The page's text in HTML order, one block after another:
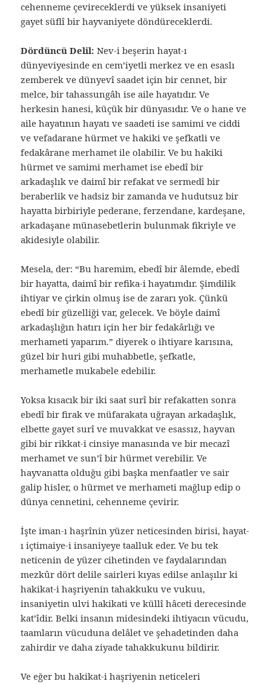
cehenneme çevireceklerdi ve yüksek insaniyeti
gayet süflî bir hayvaniyete döndüreceklerdi.
Dördüncü Delil: Nev-i beşerin hayat-ı
dünyeviyesinde en cem’iyetli merkez ve en esaslı
zemberek ve dünyevî saadet için bir cennet, bir
melce, bir tahassungâh ise aile hayatıdır. Ve
herkesin hanesi, küçük bir dünyasıdır. Ve o hane ve
aile hayatının hayatı ve saadeti ise samimi ve ciddi
ve vefadarane hürmet ve hakiki ve şefkatli ve
fedakârane merhamet ile olabilir. Ve bu hakiki
hürmet ve samimi merhamet ise ebedî bir
arkadaşlık ve daimî bir refakat ve sermedî bir
beraberlik ve hadsiz bir zamanda ve hudutsuz bir
hayatta birbiriyle pederane, ferzendane, kardeşane,
arkadaşane münasebetlerin bulunmak fikriyle ve
akidesiyle olabilir.
Mesela, der: “Bu haremim, ebedî bir âlemde, ebedî
bir hayatta, daimî bir refika-i hayatımdır. Şimdilik
ihtiyar ve çirkin olmuş ise de zararı yok. Çünkü
ebedî bir güzelliği var, gelecek. Ve böyle daimî
arkadaşlığın hatırı için her bir fedakârlığı ve
merhameti yaparım.” diyerek o ihtiyare karısına,
güzel bir huri gibi muhabbetle, şefkatle,
merhametle mukabele edebilir.
Yoksa kısacık bir iki saat surî bir refakatten sonra
ebedî bir firak ve müfarakata uğrayan arkadaşlık,
elbette gayet surî ve muvakkat ve esassız, hayvan
gibi bir rikkat-i cinsiye manasında ve bir mecazî
merhamet ve sun’î bir hürmet verebilir. Ve
hayvanatta olduğu gibi başka menfaatler ve sair
galip hisler, o hürmet ve merhameti mağlup edip o
dünya cennetini, cehenneme çevirir.
İşte iman-ı haşrînin yüzer neticesinden birisi, hayat-
ı içtimaiye-i insaniyeye taalluk eder. Ve bu tek
neticenin de yüzer cihetinden ve faydalarından
mezkûr dört delile sairleri kıyas edilse anlaşılır ki
hakikat-i haşriyenin tahakkuku ve vukuu,
insaniyetin ulvi hakikati ve küllî hâceti derecesinde
kat’îdir. Belki insanın midesindeki ihtiyacın vücudu,
taamların vücuduna delâlet ve şehadetinden daha
zahirdir ve daha ziyade tahakkukunu bildirir.
Ve eğer bu hakikat-i haşriyenin neticeleri